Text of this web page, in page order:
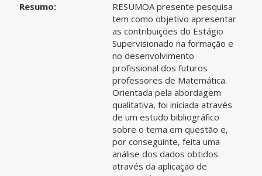
Resumo:
RESUMOA presente pesquisa
tem como objetivo apresentar
as contribuições do Estágio
Supervisionado na formação e
no desenvolvimento
profissional dos futuros
professores de Matemática.
Orientada pela abordagem
qualitativa, foi iniciada através
de um estudo bibliográfico
sobre o tema em questão e,
por conseguinte, feita uma
análise dos dados obtidos
através da aplicação de